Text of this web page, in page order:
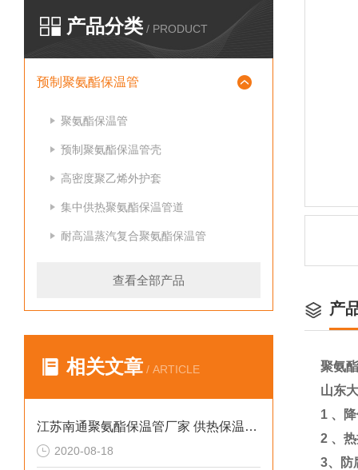
产品分类 / PRODUCT
预制聚氨酯保温管
聚氨酯保温管
预制聚氨酯保温管壳
高密度聚乙烯外护套
集中供热聚氨酯保温管道
耐高温蒸汽复合聚氨酯保温管
查看全部产品
相关文章 / ARTICLE
江苏南通聚氨酯保温管厂家 供热保温安装
2020-08-18
产
聚氨
山东
1 、
2 、
3、防